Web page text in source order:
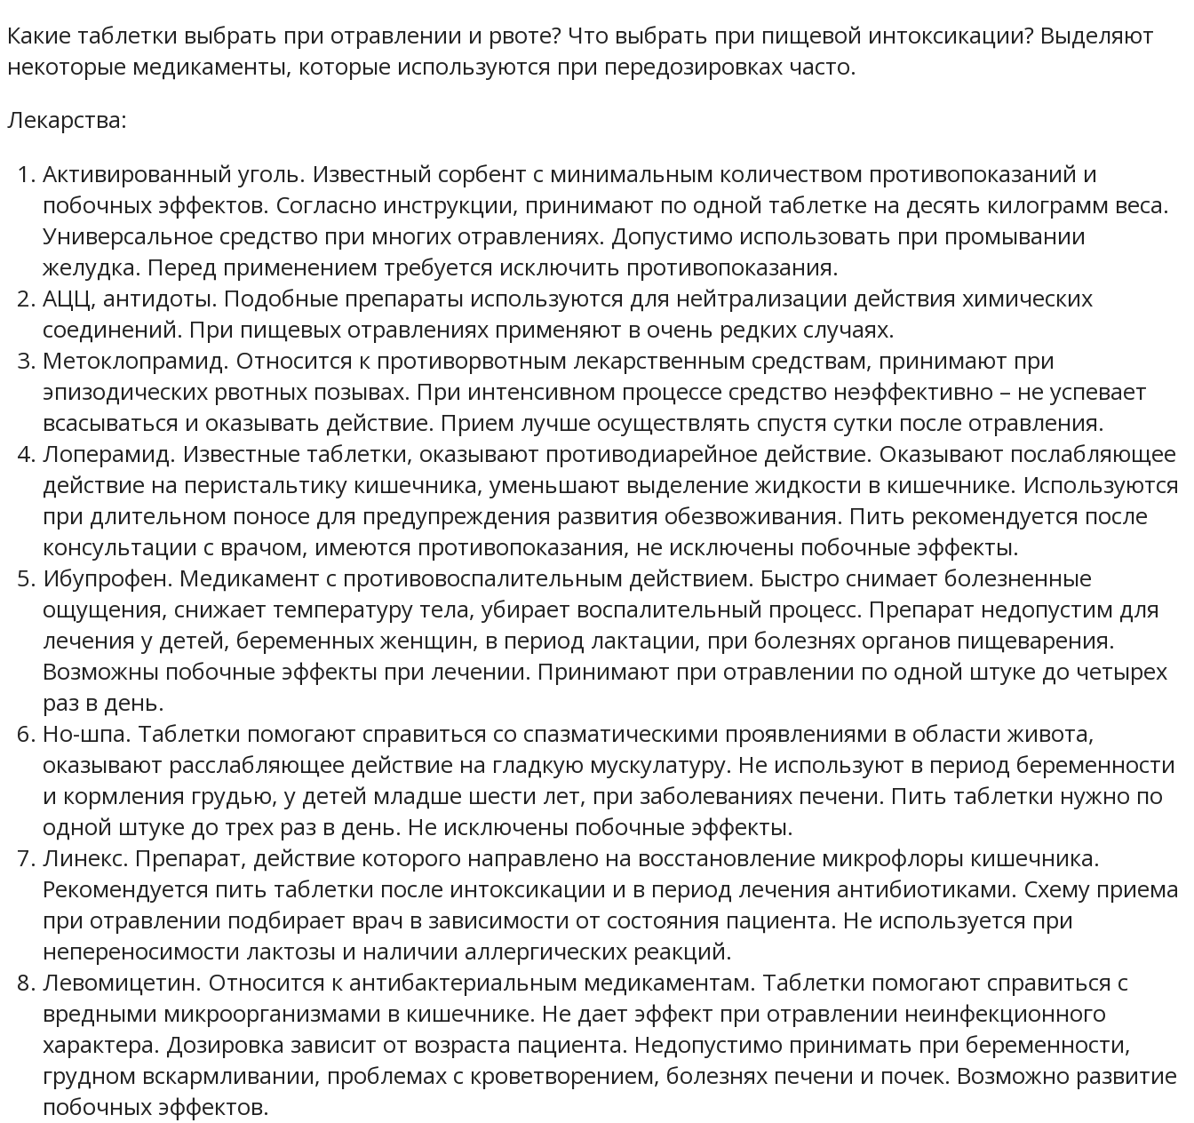
Какие таблетки выбрать при отравлении и рвоте? Что выбрать при пищевой интоксикации? Выделяют
некоторые медикаменты, которые используются при передозировках часто.
Лекарства:
Активированный уголь. Известный сорбент с минимальным количеством противопоказаний и
побочных эффектов. Согласно инструкции, принимают по одной таблетке на десять килограмм веса.
Универсальное средство при многих отравлениях. Допустимо использовать при промывании
желудка. Перед применением требуется исключить противопоказания.
АЦЦ, антидоты. Подобные препараты используются для нейтрализации действия химических
соединений. При пищевых отравлениях применяют в очень редких случаях.
Метоклопрамид. Относится к противорвотным лекарственным средствам, принимают при
эпизодических рвотных позывах. При интенсивном процессе средство неэффективно – не успевает
всасываться и оказывать действие. Прием лучше осуществлять спустя сутки после отравления.
Лоперамид. Известные таблетки, оказывают противодиарейное действие. Оказывают послабляющее
действие на перистальтику кишечника, уменьшают выделение жидкости в кишечнике. Используются
при длительном поносе для предупреждения развития обезвоживания. Пить рекомендуется после
консультации с врачом, имеются противопоказания, не исключены побочные эффекты.
Ибупрофен. Медикамент с противовоспалительным действием. Быстро снимает болезненные
ощущения, снижает температуру тела, убирает воспалительный процесс. Препарат недопустим для
лечения у детей, беременных женщин, в период лактации, при болезнях органов пищеварения.
Возможны побочные эффекты при лечении. Принимают при отравлении по одной штуке до четырех
раз в день.
Но-шпа. Таблетки помогают справиться со спазматическими проявлениями в области живота,
оказывают расслабляющее действие на гладкую мускулатуру. Не используют в период беременности
и кормления грудью, у детей младше шести лет, при заболеваниях печени. Пить таблетки нужно по
одной штуке до трех раз в день. Не исключены побочные эффекты.
Линекс. Препарат, действие которого направлено на восстановление микрофлоры кишечника.
Рекомендуется пить таблетки после интоксикации и в период лечения антибиотиками. Схему приема
при отравлении подбирает врач в зависимости от состояния пациента. Не используется при
непереносимости лактозы и наличии аллергических реакций.
Левомицетин. Относится к антибактериальным медикаментам. Таблетки помогают справиться с
вредными микроорганизмами в кишечнике. Не дает эффект при отравлении неинфекционного
характера. Дозировка зависит от возраста пациента. Недопустимо принимать при беременности,
грудном вскармливании, проблемах с кроветворением, болезнях печени и почек. Возможно развитие
побочных эффектов.